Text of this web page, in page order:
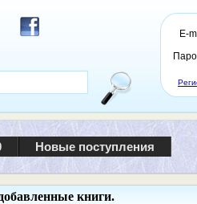
E-
Новые поступления
книги.